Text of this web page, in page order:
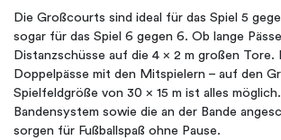
Die Großcourts sind ideal für das Spiel 5
sogar für das Spiel 6 gegen 6. Ob lange
Distanzschüsse auf die 4 x 2 m großen Tore.
Doppelpässe mit den Mitspielern – auf den
Spielfeldgröße von 30 x 15 m ist alles
Bandensystem sowie die an der Bande
sorgen für Fußballspaß ohne Pause.